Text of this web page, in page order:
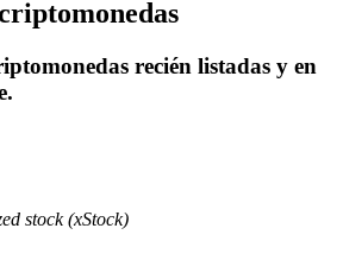
a largo plazo e intereses flexibles
recién listadas y en
.
stock (xStock)